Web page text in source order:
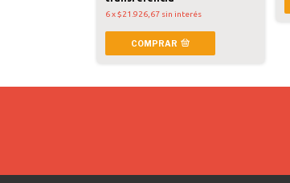
6x$21.926,67 sin interés
COMPRAR